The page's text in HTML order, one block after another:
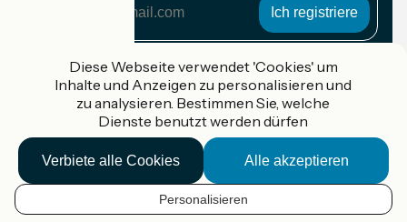
DE
Adresse
Gefördert im Rahmen von Destination France
Accueil Vélo Pro
Kontakt
Rechtliche Informationen
Diese Webseite verwendet 'Cookies' um
Inhalte und Anzeigen zu personalisieren und
zu analysieren. Bestimmen Sie, welche
Dienste benutzt werden dürfen
Alle akzeptieren
Verbiete alle Cookies
Personalisieren